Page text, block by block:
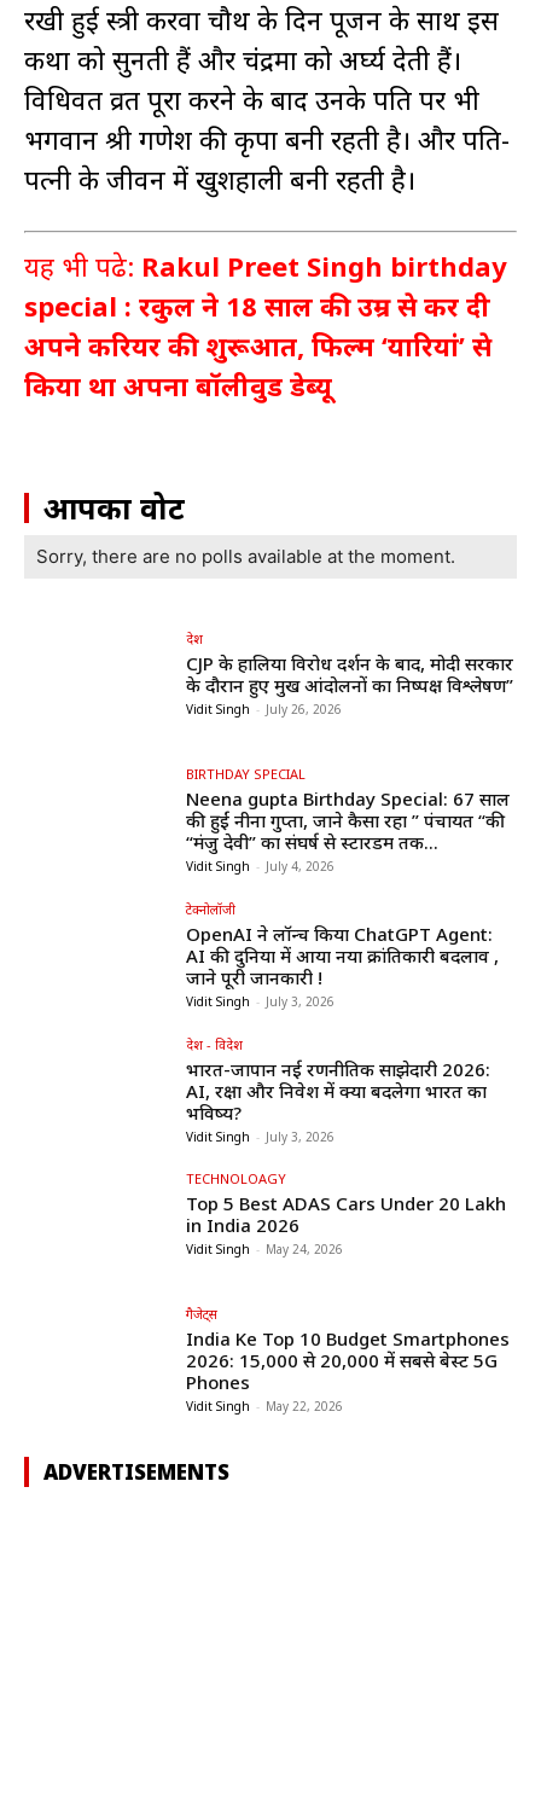
रखी हुई स्त्री करवा चौथ के दिन पूजन के साथ इस
कथा को सुनती हैं और चंद्रमा को अर्घ्य देती हैं।
विधिवत व्रत पूरा करने के बाद उनके पति पर भी
भगवान श्री गणेश की कृपा बनी रहती है। और पति-
पत्नी के जीवन में खुशहाली बनी रहती है।
यह भी पढे: Rakul Preet Singh birthday
special : रकुल ने 18 साल की उम्र से कर दी
अपने करियर की शुरूआत, फिल्म ‘यारियां’ से
किया था अपना बॉलीवुड डेब्यू
आपका वोट
Sorry, there are no polls available at the moment.
देश
CJP के हालिया विरोध प्रदर्शन के बाद, मोदी सरकार
के दौरान हुए प्रमुख आंदोलनों का निष्पक्ष विश्लेषण”
Vidit Singh - July 26, 2026
BIRTHDAY SPECIAL
Neena gupta Birthday Special: 67 साल
की हुईं नीना गुप्ता, जाने कैसा रहा ” पंचायत “की
“मंजु देवी” का संघर्ष से स्टारडम तक...
Vidit Singh - July 4, 2026
टेक्नोलॉजी
OpenAI ने लॉन्च किया ChatGPT Agent:
AI की दुनिया में आया नया क्रांतिकारी बदलाव ,
जाने पूरी जानकारी !
Vidit Singh - July 3, 2026
देश - विदेश
भारत-जापान नई रणनीतिक साझेदारी 2026:
AI, रक्षा और निवेश में क्या बदलेगा भारत का
भविष्य?
Vidit Singh - July 3, 2026
TECHNOLOAGY
Top 5 Best ADAS Cars Under ₹20 Lakh
in India 2026
Vidit Singh - May 24, 2026
गैजेट्स
India Ke Top 10 Budget Smartphones
2026: ₹15,000 से ₹20,000 में सबसे बेस्ट 5G
Phones
Vidit Singh - May 22, 2026
ADVERTISEMENTS